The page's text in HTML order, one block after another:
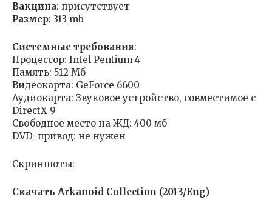
Вакцина: присутствует
Размер: 313 mb
Cистемные требования:
Процессор: Intel Pentium 4
Память: 512 Mб
Видеокарта: GeForce 6600
Аудиокарта: Звуковое устройство, совместимое с
DirectX 9
Свободное место на ЖД: 400 мб
DVD-привод: не нужен
Скриншоты:
Скачать Arkanoid Collection (2013/Eng)